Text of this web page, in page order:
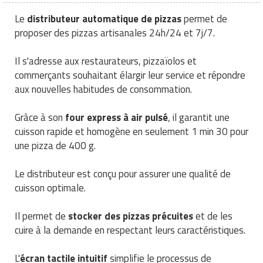
Mobilier fumeurs
Mobilier gabion
Mobilier pour cimetière
Mobilier urbain solaire
Panneaux brise vue
Ponton
Potelets et bornes urbaines
Protection arbres
Signalisation routière
Outillage jardin
magasin
PLV pour magasin
Présentoirs pour magasin
Rasage pour homme
Rayonnages pour magasin
Sac shopping
Thermomètre de mesure
Matériel électrique
Mesure et contrôle
Outillage à main
Outillage électrique
Pistolet professionnel
Portes industrielles
Sas de confinement
Signalétique industrielle
Tables pour atelier
Panneaux et signalétiques de
nettoyage
Produits d'essuyage
professionnels
Produits pour lave vaisselle
Protection anti-inondation
Pulvérisateurs professionnels
Robots de nettoyage
Savons et soins du corps
Equipement multisport
Equipement paintball
Equipement pour trottinette
Equipement pour vélo
Equipement rugby
Equipement sport de combat
Equipement tennis
Equipement Tir à l'arc
Equipement Tir au fusil
Machines à café professionnelles
Machines d'emballage alimentaire
Marmites professionnelles
Matériel boulangerie pâtisserie
Matériel découpe de cuisine
Matériel pizzeria
Matériels d'hygiène pour restaurant
Meuble inox de cuisine
Mixeurs et blenders professionnels
Menuiserie
Outillage BTP
Peinture
Plafond
Protections murales
Réparation de sol
Sécurité du chantier
Signalisations de chantier
Tapis agricoles
Services juridiques
Téléphone portable
Téléphonie pour entreprise
Transport
Travaux agricoles
Travaux maison
Véhicules professionnels
Le distributeur automatique de pizzaspermet de
proposer des pizzas artisanales 24h/24 et 7j/7.
Il s'adresse aux restaurateurs, pizzaïolos et
commerçants souhaitant élargir leur service et répondre
aux nouvelles habitudes de consommation.
Grâce à son four express à air pulsé, il garantit une
cuisson rapide et homogène en seulement 1 min 30 pour
une pizza de 400 g.
Le distributeur est conçu pour assurer une qualité de
cuisson optimale.
Il permet de stocker des pizzas précuiteset de les
cuire à la demande en respectant leurs caractéristiques.
L'écran tactile intuitifsimplifie le processus de